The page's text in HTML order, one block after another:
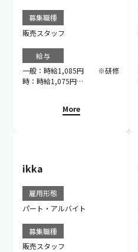
募集職種
販売スタッフ
給与
一般：時給1,085円 ※研修
時：時給1,075円
More
ikka
雇用形態
パート・アルバイト
募集職種
販売スタッフ